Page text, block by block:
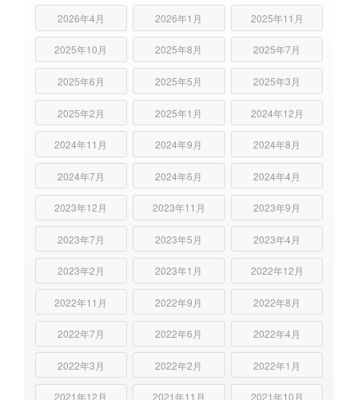
2026年4月 2026年1月 2025年11月
2025年10月 2025年8月 2025年7月
2025年6月 2025年5月 2025年3月
2025年2月 2025年1月 2024年12月
2024年11月 2024年9月 2024年8月
2024年7月 2024年6月 2024年4月
2023年12月 2023年11月 2023年9月
2023年7月 2023年5月 2023年4月
2023年2月 2023年1月 2022年12月
2022年11月 2022年9月 2022年8月
2022年7月 2022年6月 2022年4月
2022年3月 2022年2月 2022年1月
2021年12月 2021年11月 2021年10月